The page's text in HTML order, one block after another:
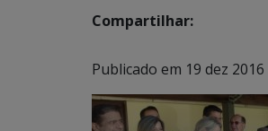
Compartilhar:
Publicado em 19 dez 2016